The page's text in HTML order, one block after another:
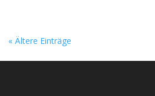
« Ältere Einträge